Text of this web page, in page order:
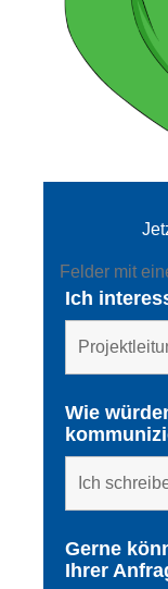
Felder mit
Ich
Wie
Gerne
Ihrer